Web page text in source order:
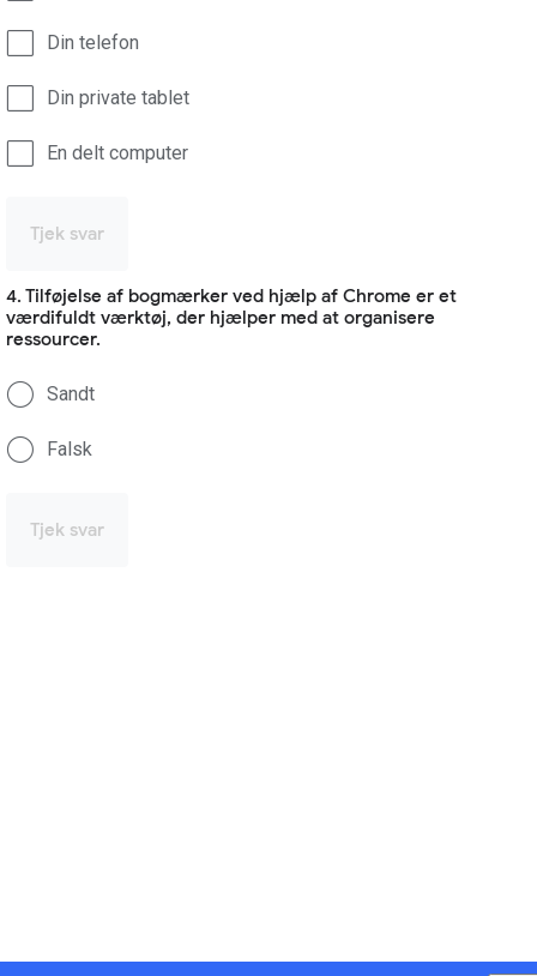
Din telefon
Din private tablet
En delt computer
Tjek svar
4. Tilføjelse af bogmærker ved hjælp af Chrome er et
værdifuldt værktøj, der hjælper med at organisere
ressourcer.
Sandt
Falsk
Tjek svar